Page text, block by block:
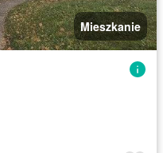
Mieszkanie